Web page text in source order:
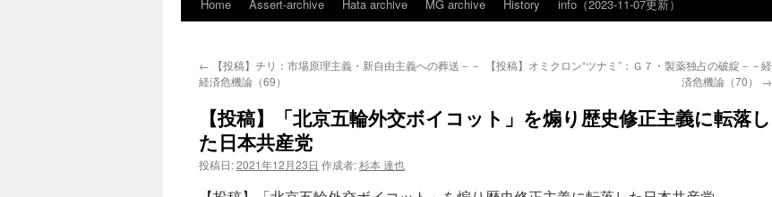
Home Assert-archive Hata archive MG archive History info（2023-11-07更新）
← 【投稿】チリ：市場原理主義・新自由主義への葬送－－
経済危機論（69）
【投稿】オミクロン“ツナミ”：Ｇ７・製薬独占の破綻－－経
済危機論（70） →
【投稿】「北京五輪外交ボイコット」を煽り歴史修正主義に転落し
た日本共産党
投稿日:2021年12月23日 作成者:杉本 達也